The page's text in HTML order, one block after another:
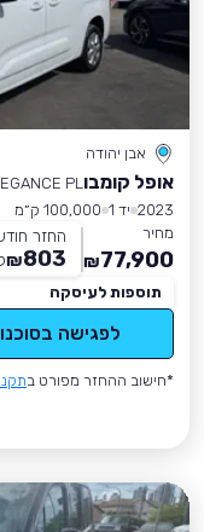
אבן יהודה
אופל קומבו PL
2023 יד 1
100,000 ק״מ
מחיר
77,900
₪
החזר
803
₪
תוספות לעיסקה
לפגישה
*חישוב ההחזר מפורט ב